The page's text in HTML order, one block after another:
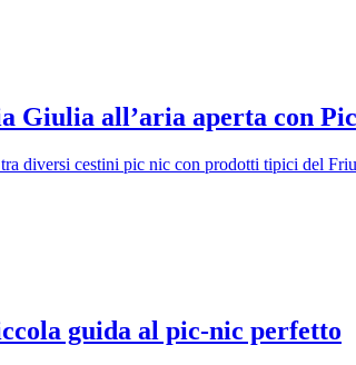
Giulia all’aria aperta con
diversi cestini pic nic con prodotti tipici del
guida al pic-nic perfetto